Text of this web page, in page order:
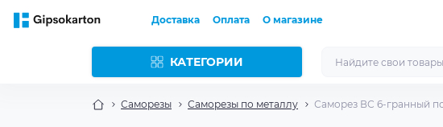
Доставка Оплата О магазине
КАТЕГОРИИ
Саморезы Саморезы по металлу Саморез ВС 6-гранный